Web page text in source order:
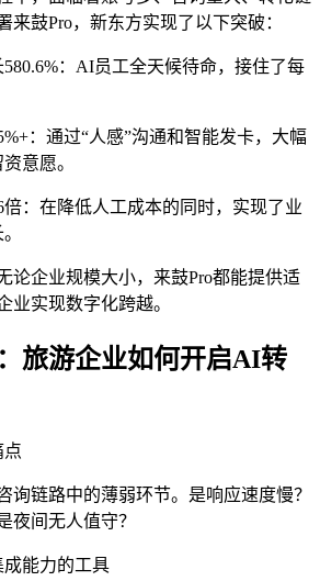
来鼓Pro，新东方实现了以下突破：
：AI员工全天候待命，接住了每
：通过“人感”沟通和智能发卡，大幅
意愿。
倍：在降低人工成本的同时，实现了业
论企业规模大小，来鼓Pro都能提供适
业实现数字化跨越。
旅游企业如何开启AI转
点
询链路中的薄弱环节。是响应速度慢？
夜间无人值守？
能力的工具